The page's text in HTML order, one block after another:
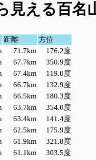
見える百名
距離
方位
71.7km
176.2度
67.7km
350.9度
67.4km
119.0度
66.7km
132.9度
66.5km
180.3度
63.7km
354.0度
63.4km
141.4度
62.5km
175.9度
61.9km
321.8度
61.1km 303.5度